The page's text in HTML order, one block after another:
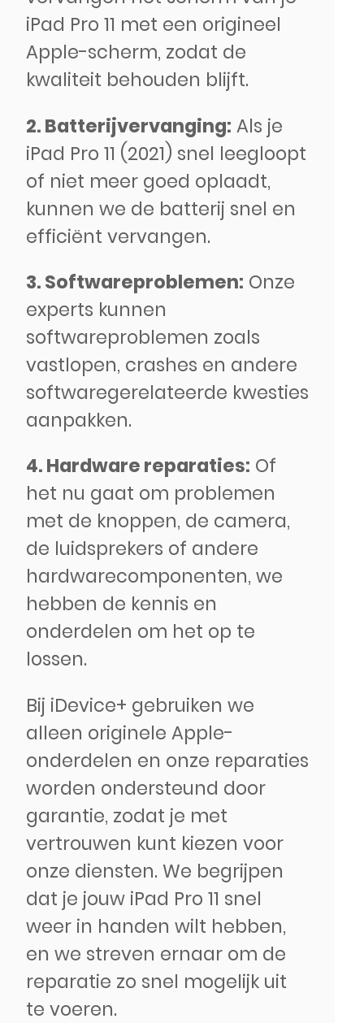
iPad Pro 11 met een origineel
Apple-scherm, zodat de
kwaliteit behouden blijft.
2. Batterijvervanging: Als je
iPad Pro 11 (2021) snel leegloopt
of niet meer goed oplaadt,
kunnen we de batterij snel en
efficiënt vervangen.
3. Softwareproblemen: Onze
experts kunnen
softwareproblemen zoals
vastlopen, crashes en andere
softwaregerelateerde kwesties
aanpakken.
4. Hardware reparaties: Of
het nu gaat om problemen
met de knoppen, de camera,
de luidsprekers of andere
hardwarecomponenten, we
hebben de kennis en
onderdelen om het op te
lossen.
Bij iDevice+ gebruiken we
alleen originele Apple-
onderdelen en onze reparaties
worden ondersteund door
garantie, zodat je met
vertrouwen kunt kiezen voor
onze diensten. We begrijpen
dat je jouw iPad Pro 11 snel
weer in handen wilt hebben,
en we streven ernaar om de
reparatie zo snel mogelijk uit
te voeren.